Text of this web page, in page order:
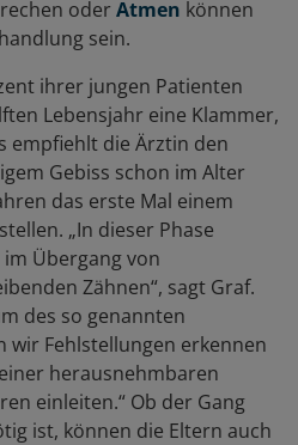
oder Atmen können
sein.
ihrer jungen Patienten
Lebensjahr eine Klammer,
empfiehlt die Ärztin den
Gebiss schon im Alter
das erste Mal einem
„In dieser Phase
Übergang von
Zähnen“, sagt Graf.
des so genannten
wir Fehlstellungen erkennen
herausnehmbaren
einleiten.“ Ob der Gang
ist, können die Eltern auch